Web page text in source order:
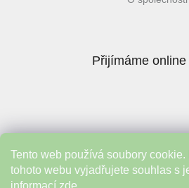
Tento web používá soubory
tohoto webu vyjadřujete souhlas s
informací zde
Přijímáme online
Instagram